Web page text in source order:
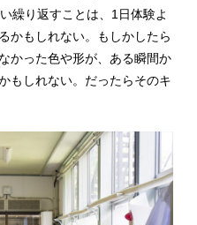
繰り返すことは、1日体験よ
かもしれない。もしかしたら
かった色や形が、ある瞬間か
もしれない。だったらそのキ